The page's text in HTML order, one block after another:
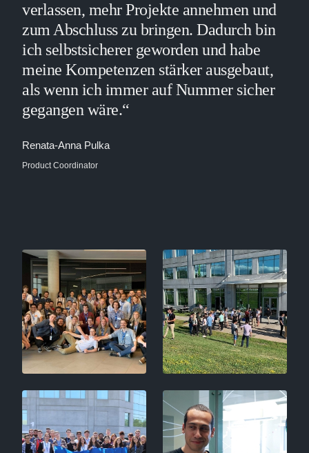
verlassen, mehr Projekte annehmen und
zum Abschluss zu bringen. Dadurch bin
ich selbstsicherer geworden und habe
meine Kompetenzen stärker ausgebaut,
als wenn ich immer auf Nummer sicher
gegangen wäre.“
Renata-Anna Pulka
Product Coordinator